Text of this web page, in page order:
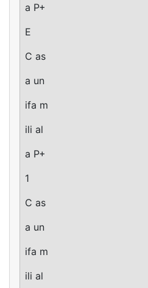
a P+
E
C as
a un
ifa m
ili al
a P+
1
C as
a un
ifa m
ili al